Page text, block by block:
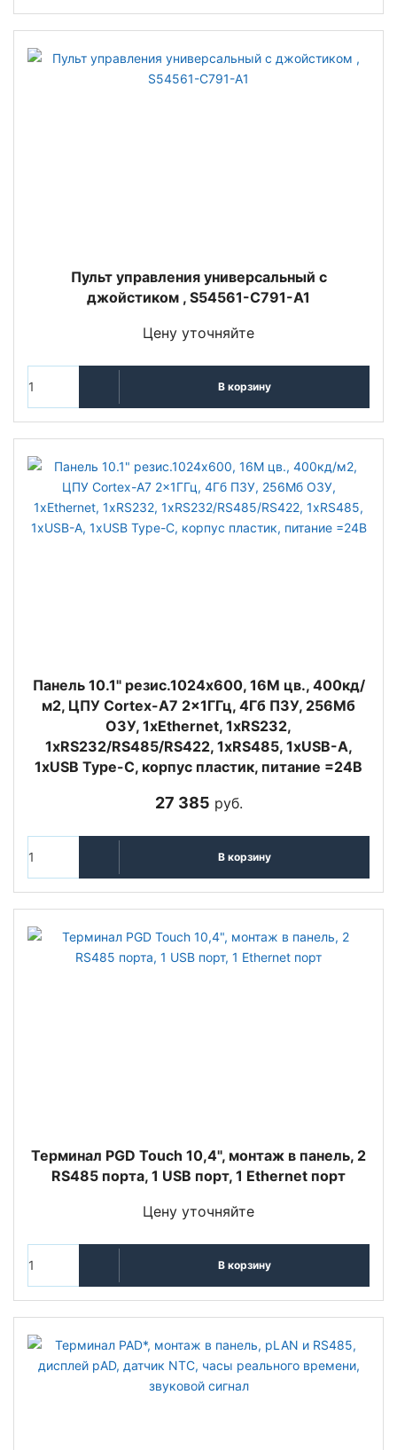
Пульт управления универсальный с
джойстиком , S54561-C791-A1
Цену уточняйте
В корзину
Панель 10.1" резис.1024x600, 16M цв., 400кд/
м2, ЦПУ Cortex-A7 2x1ГГц, 4Гб ПЗУ, 256Мб
ОЗУ, 1xEthernet, 1xRS232,
1xRS232/RS485/RS422, 1xRS485, 1xUSB-A,
1xUSB Type-C, корпус пластик, питание =24В
27 385 руб.
В корзину
Терминал PGD Touch 10,4", монтаж в панель, 2
RS485 порта, 1 USB порт, 1 Ethernet порт
Цену уточняйте
В корзину